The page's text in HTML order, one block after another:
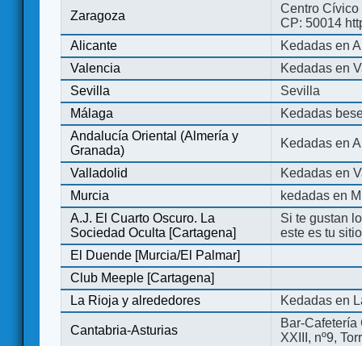
Zaragoza
Centro Cívico
CP: 50014
Alicante
Kedadas en
Valencia
Kedadas en
Sevilla
Sevilla
Málaga
Kedadas
Andalucía Oriental (Almería y
Granada)
Kedadas en
Valladolid
Kedadas en
Murcia
kedadas en
A.J. El Cuarto Oscuro. La
Sociedad Oculta [Cartagena]
Si te gustan
este es tu
El Duende [Murcia/El Palmar]
Club Meeple [Cartagena]
La Rioja y alrededores
Kedadas en
Cantabria-Asturias
Bar-
XXIII, nº9,